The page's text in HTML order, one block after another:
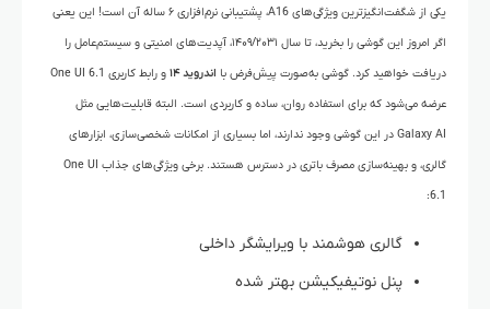
یکی از شگفت‌انگیزترین ویژگی‌های A16، پشتیبانی نرم‌افزاری ۶ ساله آن است! این یعنی
اگر امروز این گوشی را بخرید، تا سال ۱۴۰۹/۲۰۳۱، آپدیت‌های امنیتی و سیستم‌عامل را
دریافت خواهید کرد. گوشی به‌صورت پیش‌فرض با اندروید ۱۴ و رابط کاربری One UI 6.1
عرضه می‌شود که برای استفاده روان، ساده و کاربردی است. البته قابلیت‌هایی مثل
Galaxy AI در این گوشی وجود ندارند، اما بسیاری از امکانات شخصی‌سازی، ابزارهای
گالری، و بهینه‌سازی مصرف باتری در دسترس هستند. برخی ویژگی‌های جذاب One UI
6.1:
گالری هوشمند با ویرایشگر داخلی
پنل نوتیفیکیشن بهتر شده